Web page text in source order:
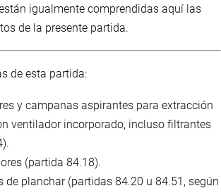
igualmente comprendidas aquí las
de la presente partida.
de esta partida:
y campanas aspirantes para extracción
ventilador incorporado, incluso filtrantes
(partida 84.18).
de planchar (partidas 84.20 u 84.51, según